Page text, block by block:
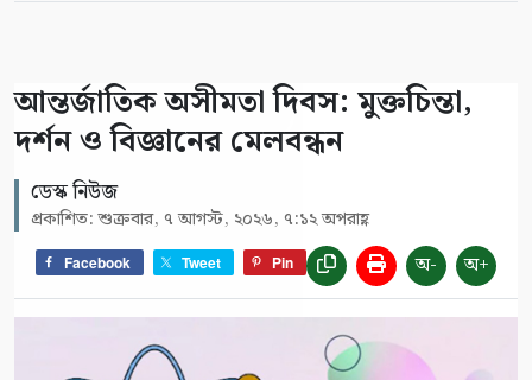
আন্তর্জাতিক অসীমতা দিবস: মুক্তচিন্তা,
দর্শন ও বিজ্ঞানের মেলবন্ধন
ডেস্ক নিউজ
প্রকাশিত: শুক্রবার, ৭ আগস্ট, ২০২৬, ৭:১২ অপরাহ্ণ
Facebook Tweet Pin অ- অ+